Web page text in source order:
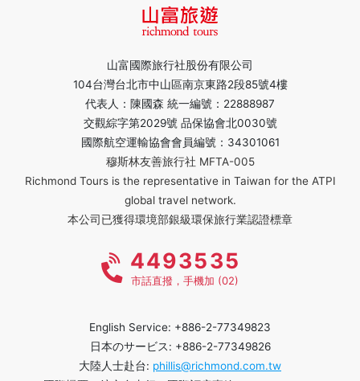
山富國際旅行社股份有限公司
104台灣台北市中山區南京東路2段85號4樓
代表人：陳國森 統一編號：22888987
交觀綜字第2029號 品保協會北0030號
國際航空運輸協會會員編號：34301061
穆斯林友善旅行社 MFTA-005
Richmond Tours is the representative in Taiwan for the ATPI
global travel network.
本公司已獲得環境部銀級環保旅行業認證標章
4493535
市話直撥，手機加 (02)
English Service: +886-2-77349823
日本のサービス: +886-2-77349826
大陸人士赴台: phillis@richmond.com.tw